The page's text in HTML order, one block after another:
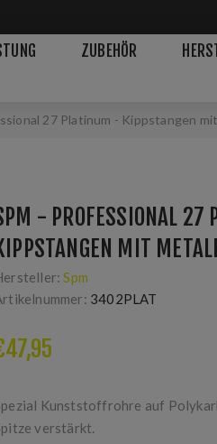
ZUBEHÖR
27 Platinum - Kippstangen
- PROFESSIONAL 27
MIT
Spm
3402PLAT
Kunststoffrohre auf
verstärkt.